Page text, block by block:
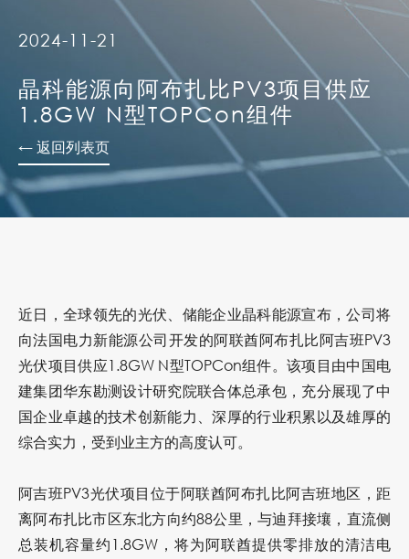
2024-11-21
晶科能源向阿布扎比PV3项目供应
1.8GW N型TOPCon组件
← 返回列表页
近日，全球领先的光伏、储能企业晶科能源宣布，公司将
向法国电力新能源公司开发的阿联酋阿布扎比阿吉班PV3
光伏项目供应1.8GW N型TOPCon组件。该项目由中国电
建集团华东勘测设计研究院联合体总承包，充分展现了中
国企业卓越的技术创新能力、深厚的行业积累以及雄厚的
综合实力，受到业主方的高度认可。
阿吉班PV3光伏项目位于阿联酋阿布扎比阿吉班地区，距
离阿布扎比市区东北方向约88公里，与迪拜接壤，直流侧
总装机容量约1.8GW，将为阿联酋提供零排放的清洁电